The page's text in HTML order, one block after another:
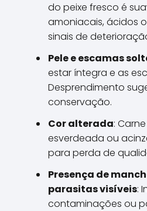
do peixe fresco é
amoniacais, ácidos
sinais de
Pele e escamas
estar íntegra e as
Desprendimento
conservação.
Cor alterada:
esverdeada ou
para perda de
Presença de
parasitas visíveis:
contaminações ou